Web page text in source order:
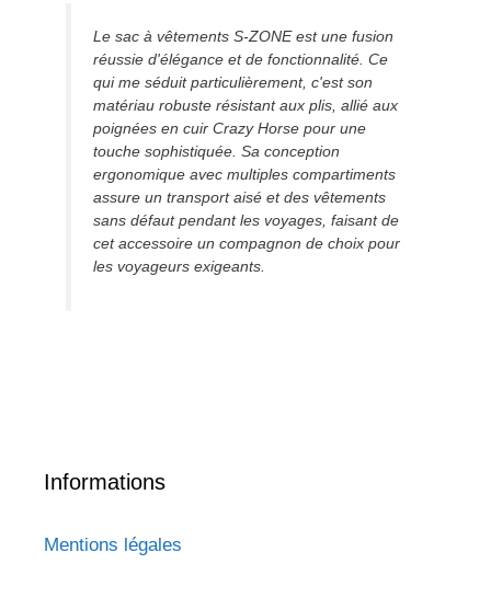
Le sac à vêtements S-ZONE est une fusion
réussie d'élégance et de fonctionnalité. Ce
qui me séduit particulièrement, c'est son
matériau robuste résistant aux plis, allié aux
poignées en cuir Crazy Horse pour une
touche sophistiquée. Sa conception
ergonomique avec multiples compartiments
assure un transport aisé et des vêtements
sans défaut pendant les voyages, faisant de
cet accessoire un compagnon de choix pour
les voyageurs exigeants.
Informations
Mentions légales